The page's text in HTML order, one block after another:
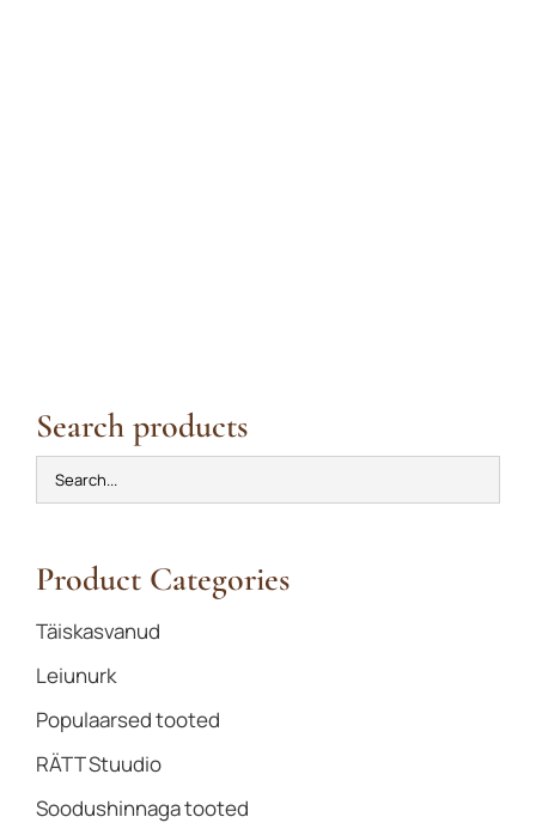
Search products
Product Categories
Täiskasvanud
Leiunurk
Populaarsed tooted
RÄTT Stuudio
Soodushinnaga tooted